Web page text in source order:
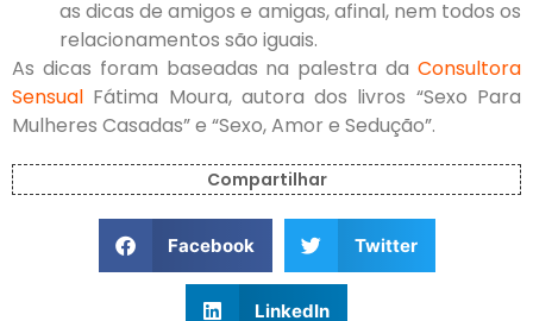
as dicas de amigos e amigas, afinal, nem todos os
relacionamentos são iguais.
As dicas foram baseadas na palestra da Consultora
Sensual Fátima Moura, autora dos livros “Sexo Para
Mulheres Casadas” e “Sexo, Amor e Sedução”.
Compartilhar
Facebook Twitter
LinkedIn